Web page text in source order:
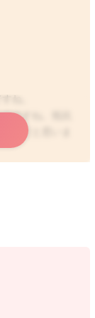
ね。
ですね。抵抗
とだと思いま
は娘さんに任
がまだ掴めな
されやすいと
と相手の方は